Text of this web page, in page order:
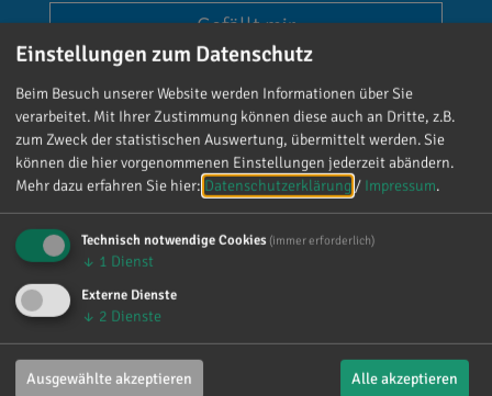
Gefällt mir
Reinhard Brandl
„Danke!“ 😊 Vielen Dank für die zahlreichen
vielen lieben Worte. Ich habe mich wirklich
über jede einzelne Aufmerksamkeit gefreut. Es
Einstellungen zum Datenschutz
Beim Besuch unserer Website werden Informationen über Sie
verarbeitet. Mit Ihrer Zustimmung können diese auch an Dritte, z.B.
zum Zweck der statistischen Auswertung, übermittelt werden. Sie
können die hier vorgenommenen Einstellungen jederzeit abändern.
Mehr dazu erfahren Sie hier: Datenschutzerklärung / Impressum.
Technisch notwendige Cookies (immer erforderlich)
↓ 1 Dienst
Externe Dienste
↓ 2 Dienste
Ausgewählte akzeptieren Alle akzeptieren